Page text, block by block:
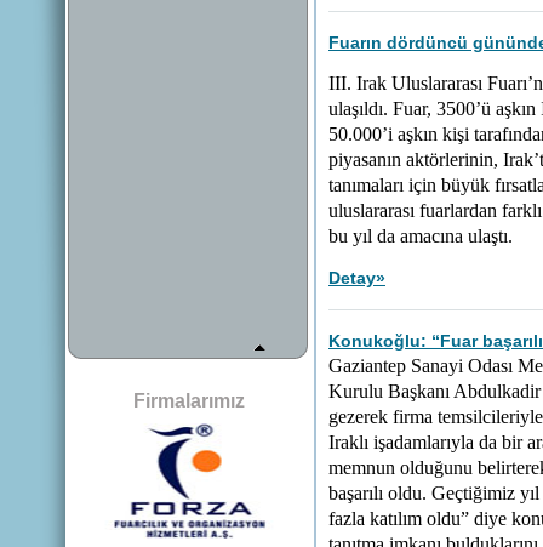
Firmalarımız
Fuarın dördüncü
III. Irak Uluslararası
ulaşıldı. Fuar, 3500’ü
50.000’i aşkın kişi
piyasanın aktörlerinin,
tanımaları için büyük
uluslararası fuarlardan
bu yıl da amacına ulaştı.
Detay»
Konukoğlu: “Fuar
Gaziantep Sanayi Odası
Kurulu Başkanı
gezerek firma
Iraklı işadamlarıyla da bir
memnun olduğunu
başarılı oldu. Geçtiğimiz
fazla katılım oldu” diye